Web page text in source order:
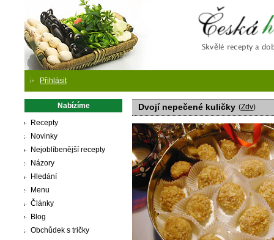
Přihlásit
Nabízíme
Recepty
Novinky
Nejoblíbenější recepty
Názory
Hledání
Menu
Články
Blog
Obchůdek s tričky
Dvojí nepečené kuličky (Zdv)